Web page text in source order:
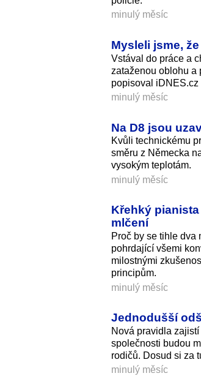
minulý měsíc
Mysleli jsme,
Vstával do práce a
zataženou oblohu a
popisoval
minulý měsíc
Na D8 jsou
Kvůli technickému
směru z Německa
vysokým teplotám.
minulý měsíc
Křehký
mlčení
Proč by se tihle dva
pohrdající všemi
milostnými
principům.
minulý měsíc
Jednodušší
Nová pravidla
společnosti budou
rodičů. Dosud si za
minulý měsíc